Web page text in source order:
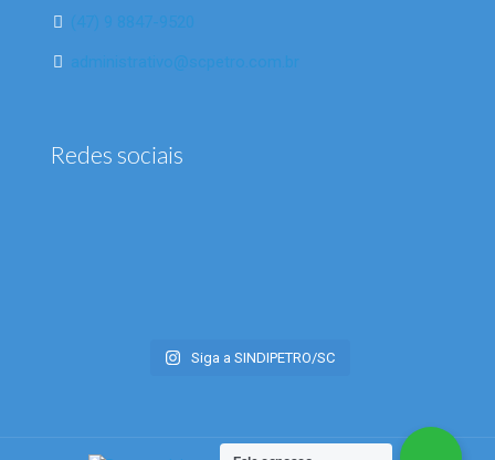
(47) 9 8847-9520
administrativo@scpetro.com.br
Redes sociais
Siga a SINDIPETRO/SC